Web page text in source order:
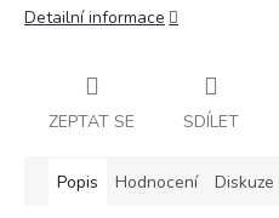
Detailní informace
ZEPTAT SE SDÍLET
Popis Hodnocení Diskuze